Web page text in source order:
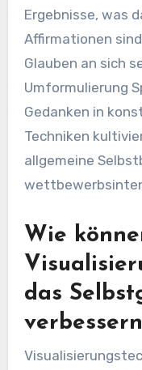
Ergebnisse, was
Affirmationen
Glauben an sich
Umformulierung
Gedanken in
Techniken
allgemeine
Wie
das